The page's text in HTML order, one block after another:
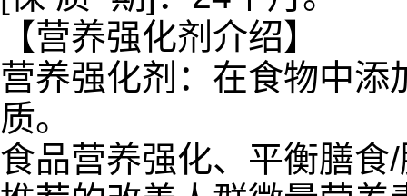
【营养强化剂介绍】
营养强化剂：在食物中
质。
食品营养强化、平衡膳